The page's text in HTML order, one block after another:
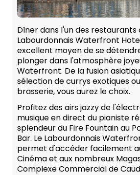
Dîner dans l'un des restaurants
Labourdonnais Waterfront
excellent moyen de se
plonger dans l'atmosphère
Waterfront. De la fusion
sélection de currys exotiques
brasserie, vous aurez le choix.
Profitez des airs jazzy de
musique en direct du pianiste
splendeur du Fire Fountain au
Bar. Le Labourdonnais
permet d'accéder facilement
Cinéma et aux nombreux
Complexe Commercial de